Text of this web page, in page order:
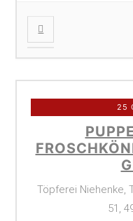
25
Töpferei Niehenke,
51,